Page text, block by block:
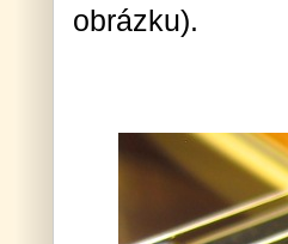
obrázku).